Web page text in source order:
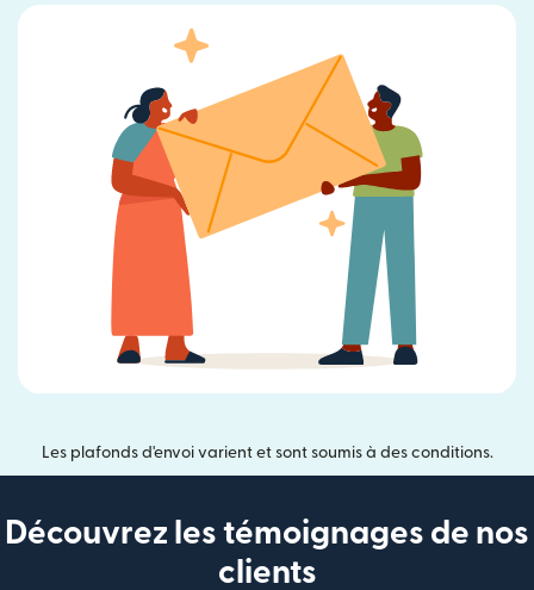
Les plafonds d'envoi varient et sont soumis à des conditions.
Découvrez les témoignages de nos
clients